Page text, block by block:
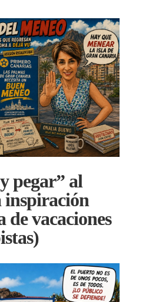
pegar” al
inspiración
de vacaciones